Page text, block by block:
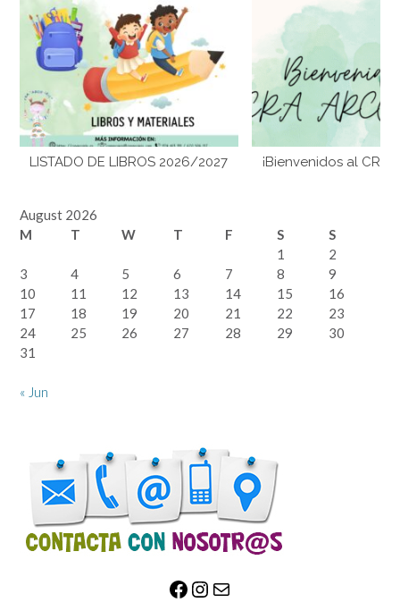
LISTADO DE LIBROS 2026/2027 ¡Bienvenidos al CRA
August 2026
M
T W T F S
S
1
2
3
4 5 6 7 8
9
10
11 12 13 14 15
16
17
18 19 20 21 22
23
24
25 26 27 28 29
30
31
« Jun